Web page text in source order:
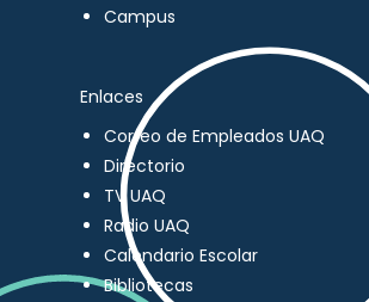
Campus
Enlaces
Correo de Empleados UAQ
Directorio
TV UAQ
Radio UAQ
Calendario Escolar
Bibliotecas